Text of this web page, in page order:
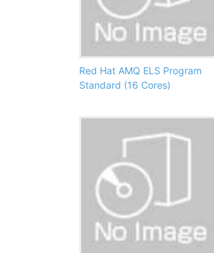
Red Hat AMQ ELS Program
Standard (16 Cores)